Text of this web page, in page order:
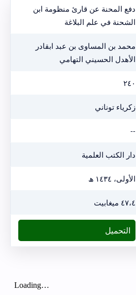
دفع المحنة عن قارئ منظومة ابن
الشحنة في علم البلاغة
محمد بن المساوى بن عبد ابقادر
الأهدل الحسيني التهامي
٢٤٠
زكرياء توناني
--
دار الكتب العلمية
الأولى، ١٤٣٤ ھ
٤٧،٤ ميغابيت
التحميل